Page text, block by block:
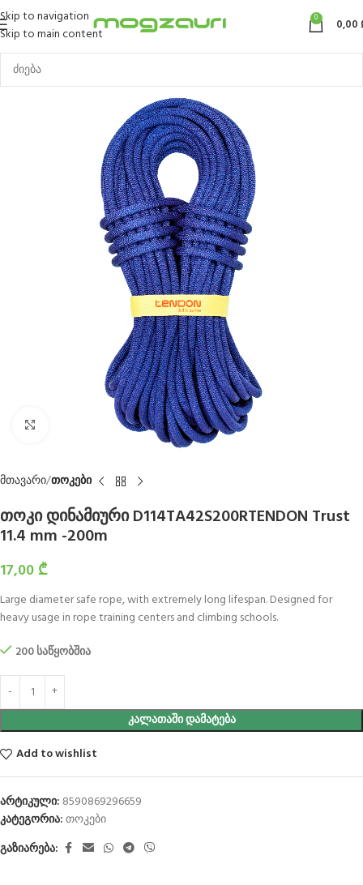
Skip to navigation
Skip to main content
0 0,00
Click to enlarge
მთავარი თოკები
თოკი დინამიური D114TA42S200RTENDON Trust
11.4 mm -200m
17,00 ₾
Large diameter safe rope, with extremely long lifespan. Designed for
heavy usage in rope training centers and climbing schools.
200 საწყობშია
ᲙᲐᲚᲐᲗᲐᲨᲘ ᲓᲐᲛᲐᲢᲔᲑᲐ
Add to wishlist
არტიკული: 8590869296659
კატეგორია:თოკები
გაზიარება: